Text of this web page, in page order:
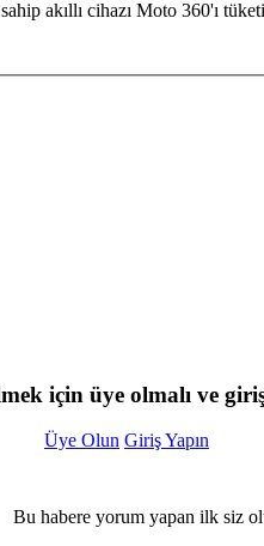
akıllı cihazı Moto 360'ı
için üye olmalı ve giriş
Üye Olun Giriş Yapın
Bu habere yorum yapan ilk siz